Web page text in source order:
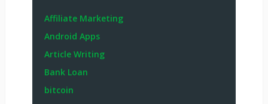
Affiliate Marketing
Android Apps
Article Writing
Bank Loan
bitcoin